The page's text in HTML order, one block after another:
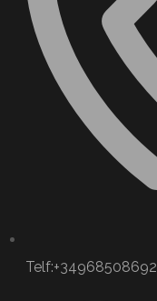
Telf:+34968508692